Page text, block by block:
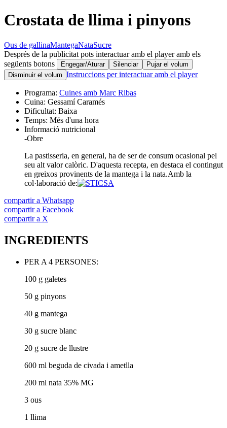
Crostata de llima i pinyons
Ous de gallinaMantegaNataSucre
Després de la publicitat pots interactuar amb el player amb els
següents botons
Engegar/Aturar Silenciar
Pujar el volum
Disminuir el volum Instruccions per interactuar amb el player
Programa: Cuines amb Marc Ribas
Cuina: Gessamí Caramés
Dificultat: Baixa
Temps: Més d'una hora
Informació nutricional
-Obre
La pastisseria, en general, ha de ser de consum ocasional pel
seu alt valor calòric. D'aquesta recepta, en destaca el contingut
en greixos provinents de la mantega i la nata.Amb la
col·laboració de:
compartir a Whatsapp
compartir a Facebook
compartir a X
INGREDIENTS
PER A 4 PERSONES:
100 g galetes
50 g pinyons
40 g mantega
30 g sucre blanc
20 g sucre de llustre
600 ml beguda de civada i ametlla
200 ml nata 35% MG
3 ous
1 llima